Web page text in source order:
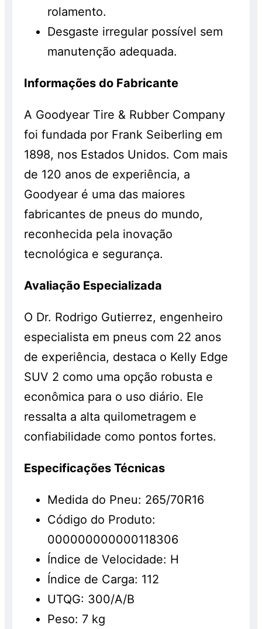
rolamento.
Desgaste irregular possível sem
manutenção adequada.
Informações do Fabricante
A Goodyear Tire & Rubber Company
foi fundada por Frank Seiberling em
1898, nos Estados Unidos. Com mais
de 120 anos de experiência, a
Goodyear é uma das maiores
fabricantes de pneus do mundo,
reconhecida pela inovação
tecnológica e segurança.
Avaliação Especializada
O Dr. Rodrigo Gutierrez, engenheiro
especialista em pneus com 22 anos
de experiência, destaca o Kelly Edge
SUV 2 como uma opção robusta e
econômica para o uso diário. Ele
ressalta a alta quilometragem e
confiabilidade como pontos fortes.
Especificações Técnicas
Medida do Pneu: 265/70R16
Código do Produto:
000000000000118306
Índice de Velocidade: H
Índice de Carga: 112
UTQG: 300/A/B
Peso: 7 kg